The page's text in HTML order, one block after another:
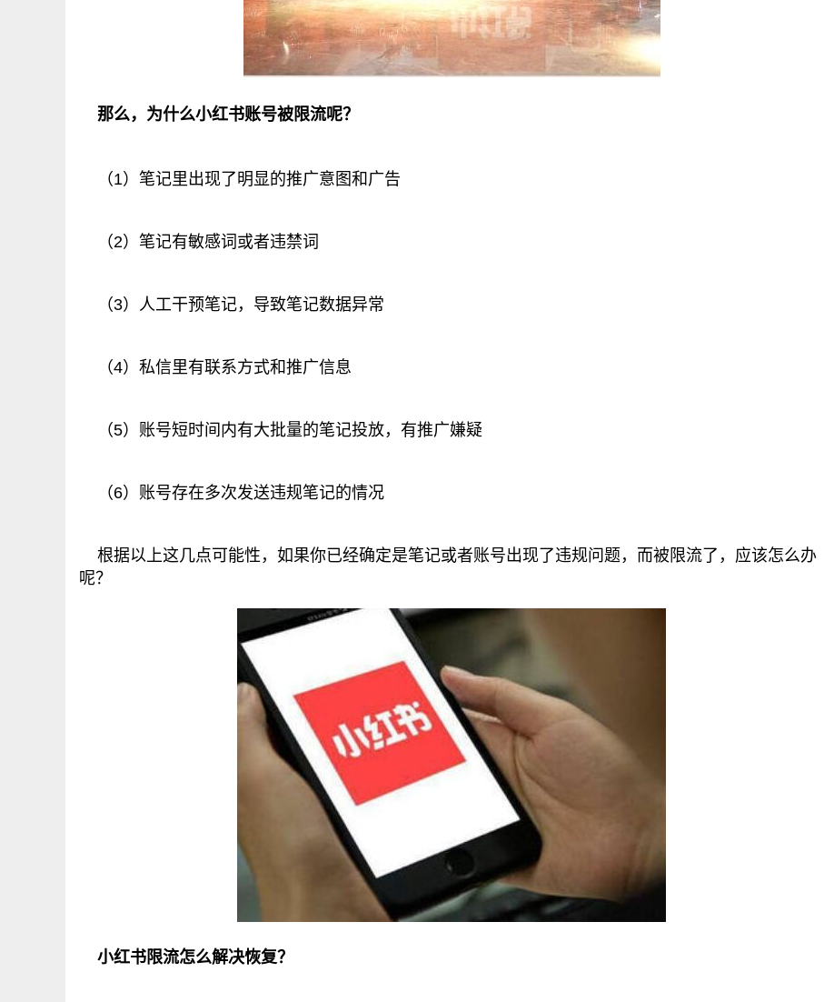
那么，为什么小红书账号被限流呢？
（1）笔记里出现了明显的推广意图和广告
（2）笔记有敏感词或者违禁词
（3）人工干预笔记，导致笔记数据异常
（4）私信里有联系方式和推广信息
（5）账号短时间内有大批量的笔记投放，有推广嫌疑
（6）账号存在多次发送违规笔记的情况
根据以上这几点可能性，如果你已经确定是笔记或者账号出现了违规问题，而被限流了，应该怎么办
呢？
小红书限流怎么解决恢复？